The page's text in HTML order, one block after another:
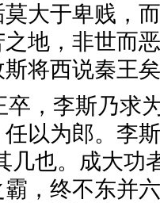
大于卑贱，
地，非世而
斯将西说秦
卒，李斯乃求
以为郎。李
几也。成大功
，终不东并